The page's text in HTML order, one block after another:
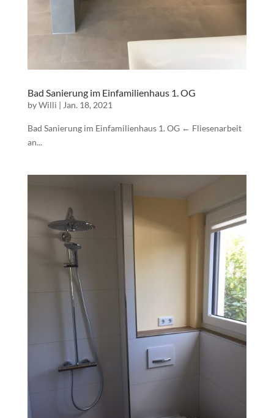
Bad Sanierung im Einfamilienhaus 1. OG
byWilli | Jan. 18, 2021
Bad Sanierung im Einfamilienhaus 1. OG ← Fliesenarbeit
an...